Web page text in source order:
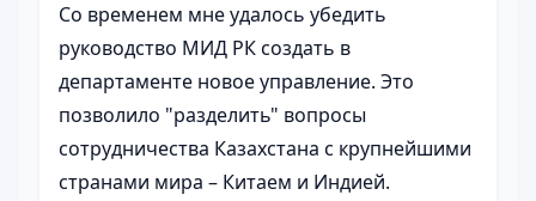
Со временем мне удалось убедить
руководство МИД РК создать в
департаменте новое управление. Это
позволило "разделить" вопросы
сотрудничества Казахстана с крупнейшими
странами мира – Китаем и Индией.